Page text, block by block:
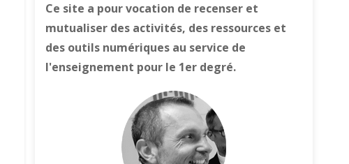
Ce site a pour vocation de recenser et
mutualiser des activités, des ressources et
des outils numériques au service de
l'enseignement pour le 1er degré.